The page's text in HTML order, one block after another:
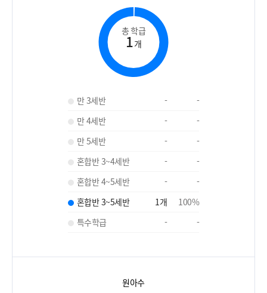
총 학급
1개
만 3세반 -
-
만 4세반
-
-
만 5세반
-
-
혼합반 3~4세반
-
-
혼합반 4~5세반
-
-
혼합반 3~5세반
1개 100%
특수학급
- -
원아수